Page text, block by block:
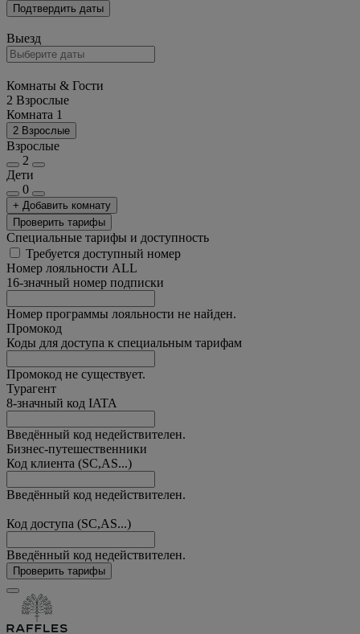
Подтвердить даты
Выезд
Комнаты & Гости
2 Взрослые
Комната 1
2 Взрослые
Взрослые
2
Дети
0
+ Добавить комнату
Проверить тарифы
Специальные тарифы и доступность
Требуется доступный номер
Номер лояльности ALL
16-значный номер подписки
Номер программы лояльности не найден.
Промокод
Коды для доступа к специальным тарифам
Промокод не существует.
Турагент
8-значный код IATA
Введённый код недействителен.
Бизнес-путешественники
Код клиента (SC,AS...)
Введённый код недействителен.
Код доступа (SC,AS...)
Введённый код недействителен.
Проверить тарифы